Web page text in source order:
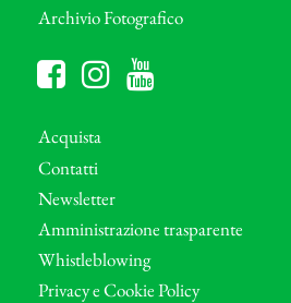
Archivio Fotografico
Acquista
Contatti
Newsletter
Amministrazione trasparente
Whistleblowing
Privacy e Cookie Policy